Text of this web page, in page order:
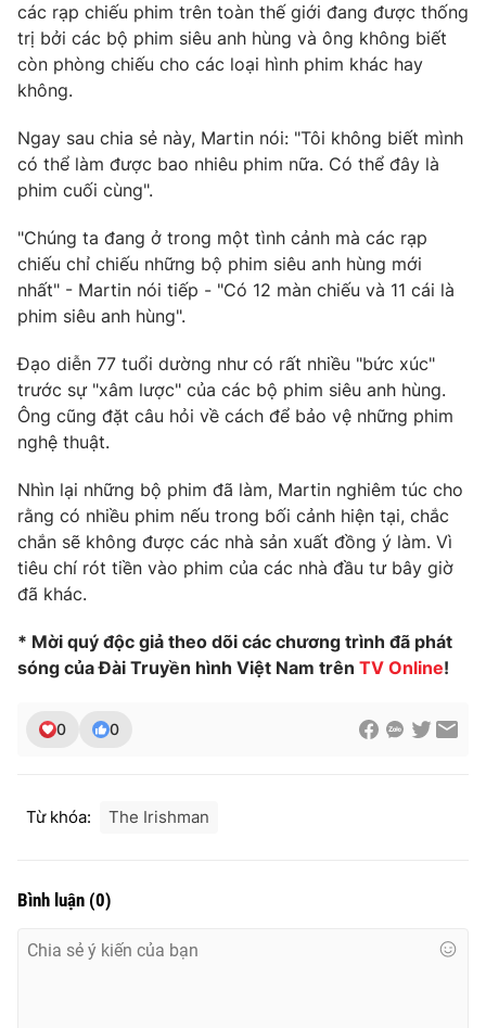
Góc doanh nghiệp
Truyền hình
Phim VTV
Hậu trường
Nhân vật
Khán giả
Giải sao mai
Giải trí
Âm nhạc
Đời sống
Du lịch
Làm đẹp
Chất lượng cuộc sống
Giáo dục
Tuyển sinh
Học trực tuyến
Công nghệ
Hitech Công nghệ tương lai
Sản phẩm
Thị trường
Tư vấn
Giao lưu trực tuyến
Lịch phát sóng
Emagazine Podcast
Photo Infographic
Video Shorts video
Thị trường 24h
VTV4
VTV9
các rạp chiếu phim trên toàn thế giới đang được thống
trị bởi các bộ phim siêu anh hùng và ông không biết
còn phòng chiếu cho các loại hình phim khác hay
không.
Ngay sau chia sẻ này, Martin nói: "Tôi không biết mình
có thể làm được bao nhiêu phim nữa. Có thể đây là
phim cuối cùng".
"Chúng ta đang ở trong một tình cảnh mà các rạp
chiếu chỉ chiếu những bộ phim siêu anh hùng mới
nhất" - Martin nói tiếp - "Có 12 màn chiếu và 11 cái là
phim siêu anh hùng".
Đạo diễn 77 tuổi dường như có rất nhiều "bức xúc"
trước sự "xâm lược" của các bộ phim siêu anh hùng.
Ông cũng đặt câu hỏi về cách để bảo vệ những phim
nghệ thuật.
Nhìn lại những bộ phim đã làm, Martin nghiêm túc cho
rằng có nhiều phim nếu trong bối cảnh hiện tại, chắc
chắn sẽ không được các nhà sản xuất đồng ý làm. Vì
tiêu chí rót tiền vào phim của các nhà đầu tư bây giờ
đã khác.
* Mời quý độc giả theo dõi các chương trình đã phát
sóng của Đài Truyền hình Việt Nam trên TV Online!
0 0
Từ khóa: The Irishman
Bình luận (0)